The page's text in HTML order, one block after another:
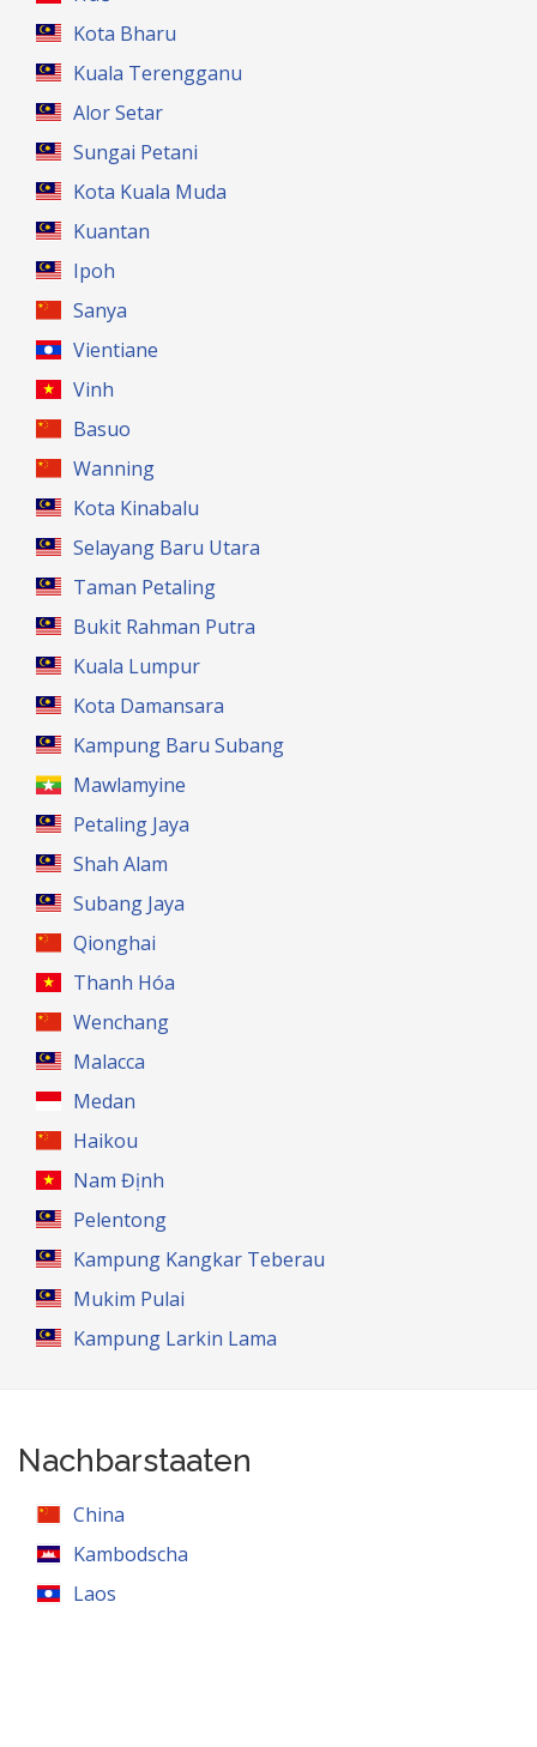
Kota Bharu
Kuala Terengganu
Alor Setar
Sungai Petani
Kota Kuala Muda
Kuantan
Ipoh
Sanya
Vientiane
Vinh
Basuo
Wanning
Kota Kinabalu
Selayang Baru Utara
Taman Petaling
Bukit Rahman Putra
Kuala Lumpur
Kota Damansara
Kampung Baru Subang
Mawlamyine
Petaling Jaya
Shah Alam
Subang Jaya
Qionghai
Thanh Hóa
Wenchang
Malacca
Medan
Haikou
Nam Định
Pelentong
Kampung Kangkar Teberau
Mukim Pulai
Kampung Larkin Lama
Nachbarstaaten
China
Kambodscha
Laos